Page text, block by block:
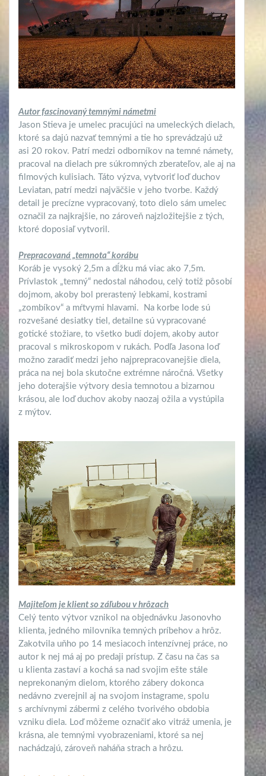
Autor fascinovaný temnými námetmi
Jason Stieva je umelec pracujúci na umeleckých dielach,
ktoré sa dajú nazvať temnými a tie ho sprevádzajú už
asi 20 rokov. Patrí medzi odborníkov na temné námety,
pracoval na dielach pre súkromných zberateľov, ale aj na
filmových kulisiach. Táto výzva, vytvoriť loď duchov
Leviatan, patrí medzi najväčšie v jeho tvorbe. Každý
detail je precízne vypracovaný, toto dielo sám umelec
označil za najkrajšie, no zároveň najzložitejšie z tých,
ktoré doposiaľ vytvoril.
Prepracovaná „temnota“ korábu
Koráb je vysoký 2,5m a dĺžku má viac ako 7,5m.
Prívlastok „temný“ nedostal náhodou, celý totiž pôsobí
dojmom, akoby bol prerastený lebkami, kostrami
„zombíkov“ a mŕtvymi hlavami. Na korbe lode sú
rozvešané desiatky tiel, detailne sú vypracované
gotické stožiare, to všetko budí dojem, akoby autor
pracoval s mikroskopom v rukách. Podľa Jasona loď
možno zaradiť medzi jeho najprepracovanejšie diela,
práca na nej bola skutočne extrémne náročná. Všetky
jeho doterajšie výtvory desia temnotou a bizarnou
krásou, ale loď duchov akoby naozaj ožila a vystúpila
z mýtov.
Majiteľom je klient so záľubou v hrôzach
Celý tento výtvor vznikol na objednávku Jasonovho
klienta, jedného milovníka temných príbehov a hrôz.
Zakotvila uňho po 14 mesiacoch intenzívnej práce, no
autor k nej má aj po predaji prístup. Z času na čas sa
u klienta zastaví a kochá sa nad svojim ešte stále
neprekonaným dielom, ktorého zábery dokonca
nedávno zverejnil aj na svojom instagrame, spolu
s archívnymi zábermi z celého tvorivého obdobia
vzniku diela. Loď môžeme označiť ako vitráž umenia, je
krásna, ale temnými vyobrazeniami, ktoré sa nej
nachádzajú, zároveň naháňa strach a hrôzu.